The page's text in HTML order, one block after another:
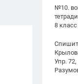
№10.
8
Упр.